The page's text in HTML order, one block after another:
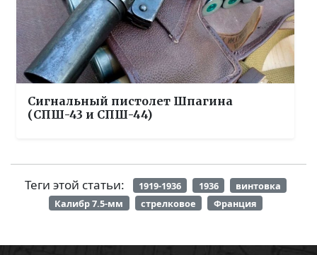
Сигнальный пистолет Шпагина
(СПШ-43 и СПШ-44)
Теги этой статьи: 1919-1936 1936
винтовка
Калибр 7.5-мм
стрелковое Франция